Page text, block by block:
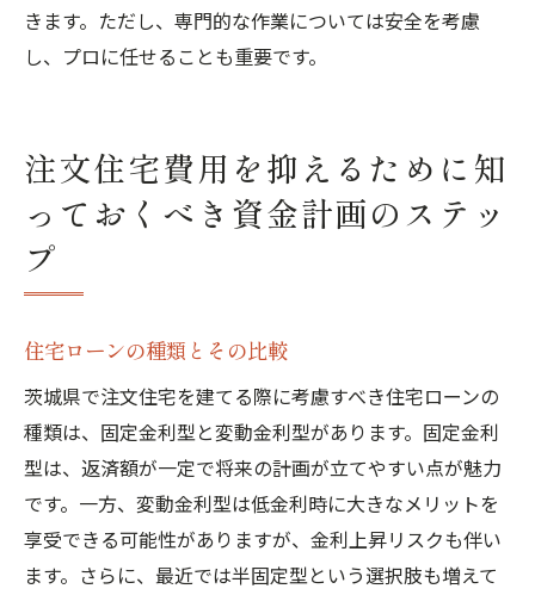
きます。ただし、専門的な作業については安全を考慮
し、プロに任せることも重要です。
注文住宅費用を抑えるために知
っておくべき資金計画のステッ
プ
住宅ローンの種類とその比較
茨城県で注文住宅を建てる際に考慮すべき住宅ローンの
種類は、固定金利型と変動金利型があります。固定金利
型は、返済額が一定で将来の計画が立てやすい点が魅力
です。一方、変動金利型は低金利時に大きなメリットを
享受できる可能性がありますが、金利上昇リスクも伴い
ます。さらに、最近では半固定型という選択肢も増えて